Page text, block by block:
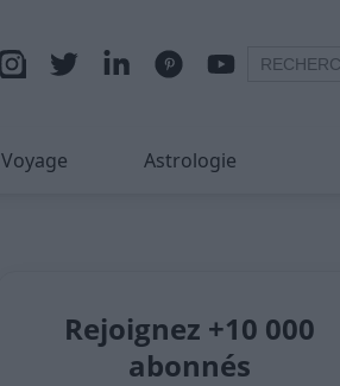
Voyage Astrologie
Rejoignez +10 000
abonnés